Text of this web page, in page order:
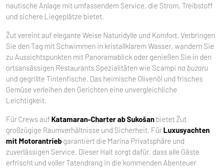
nautische Anlage mit umfassendem Service, die Strom, Treibstoff
und sichere Liegeplätze bietet.
Žut vereint auf elegante Weise Naturidylle und Komfort. Verbringen
Sie den Tag mit Schwimmen in kristallklarem Wasser, wandern Sie
zu Aussichtspunkten mit Panoramablick oder genießen Sie in den
ortsansässigen Restaurants Spezialitäten wie Scampi na buzaru
und gegrillte Tintenfische. Das heimische Olivenöl und frisches
Gemüse verleihen den Gerichten eine unvergleichliche
Leichtigkeit.
Für Crews auf Katamaran-Charter ab Sukošan bietet Žut
großzügige Raumverhältnisse und Sicherheit. Für Luxusyachten
mit Motorantrieb garantiert die Marina Privatsphäre und
zuverlässigen Service. Dieser Halt sorgt dafür, dass alle Gäste
erfrischt und voller Tatendrang in die kommenden Abenteuer